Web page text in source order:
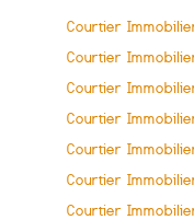
Courtier
Courtier
Courtier
Courtier
Courtier
Courtier
Courtier